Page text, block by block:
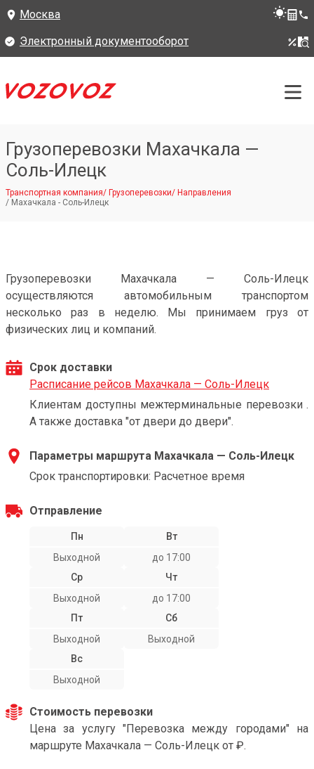
Москва
Электронный документооборот
Грузоперевозки Махачкала —
Соль-Илецк
Транспортная компания/ Грузоперевозки/ Направления
/ Махачкала - Соль-Илецк
Грузоперевозки Махачкала — Соль-Илецк
осуществляются автомобильным транспортом
несколько раз в неделю. Мы принимаем груз от
физических лиц и компаний.
Срок доставки
Расписание рейсов Махачкала — Соль-Илецк
Клиентам доступны межтерминальные перевозки .
А также доставка "от двери до двери".
Параметры маршрута Махачкала — Соль-Илецк
Срок транспортировки: Расчетное время
Отправление
Пн
Выходной
Вт
до 17:00
Ср
Выходной
Чт
до 17:00
Пт
Выходной
Сб
Выходной
Вс
Выходной
Стоимость перевозки
Цена за услугу "Перевозка между городами" на
маршруте Махачкала — Соль-Илецк от ₽.